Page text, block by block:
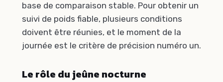
base de comparaison stable. Pour obtenir un
suivi de poids fiable, plusieurs conditions
doivent être réunies, et le moment de la
journée est le critère de précision numéro un.
Le rôle du jeûne nocturne